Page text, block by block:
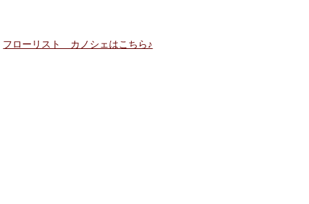
フローリスト カノシェはこちら♪